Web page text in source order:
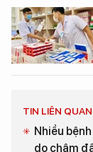
TIN LIÊN QUAN
Nhiều
do chậm